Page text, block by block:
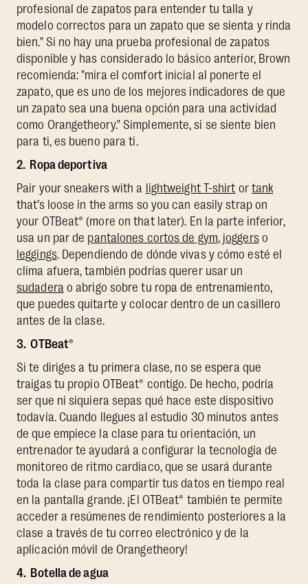
profesional de zapatos para entender tu talla y
modelo correctos para un zapato que se sienta y rinda
bien." Si no hay una prueba profesional de zapatos
disponible y has considerado lo básico anterior, Brown
recomienda: "mira el comfort inicial al ponerte el
zapato, que es uno de los mejores indicadores de que
un zapato sea una buena opción para una actividad
como Orangetheory." Simplemente, si se siente bien
para ti, es bueno para ti.
2. Ropa deportiva
Pair your sneakers with a lightweight T-shirt or tank
that’s loose in the arms so you can easily strap on
your OTBeat® (more on that later). En la parte inferior,
usa un par de pantalones cortos de gym, joggerso
leggings. Dependiendo de dónde vivas y cómo esté el
clima afuera, también podrías querer usar un
sudadera o abrigo sobre tu ropa de entrenamiento,
que puedes quitarte y colocar dentro de un casillero
antes de la clase.
3. OTBeat®
Si te diriges a tu primera clase, no se espera que
traigas tu propio OTBeat® contigo. De hecho, podría
ser que ni siquiera sepas qué hace este dispositivo
todavía. Cuando llegues al estudio 30 minutos antes
de que empiece la clase para tu orientación, un
entrenador te ayudará a configurar la tecnología de
monitoreo de ritmo cardiaco, que se usará durante
toda la clase para compartir tus datos en tiempo real
en la pantalla grande. ¡El OTBeat® también te permite
acceder a resúmenes de rendimiento posteriores a la
clase a través de tu correo electrónico y de la
aplicación móvil de Orangetheory!
4. Botella de agua